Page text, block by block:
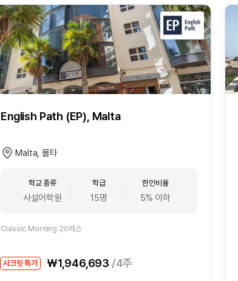
English Path (EP), Malta
Malta, 몰타
학교 종류
사설어학원
학급
15명
한인비율
5% 이하
Classic Morning 20레슨
시크릿 특가 ₩1,946,693 /4주